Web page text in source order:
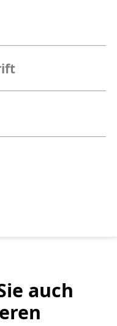
auch